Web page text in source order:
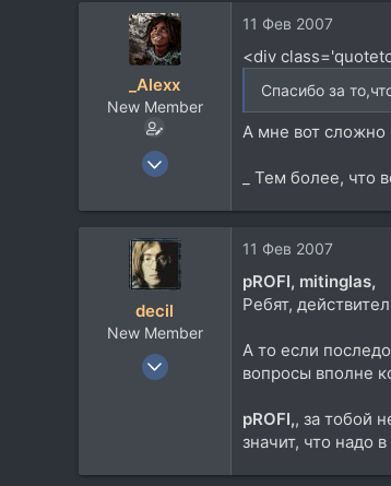
_Alexx
New Member
21 Дек 2005
1
11 Фев 2007
<div
Спасибо за
А мне вот сложно
_ Тем более, что
decil
New Member
3 Авг 2005
41
11 Фев 2007
pROFI, mitinglas,
Ребят,
А то если
вопросы вполне
pROFI,, за тобой
значит, что надо